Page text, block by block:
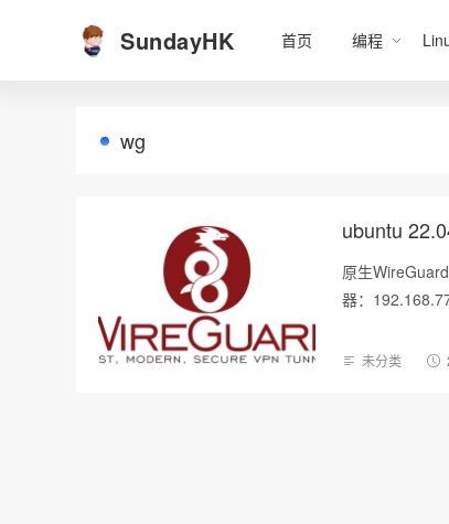
SundayHK 首页 编程
wg
ubuntu
原生
器：
未分类